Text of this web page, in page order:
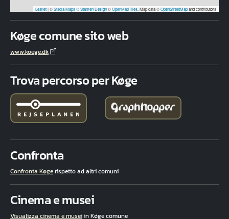
Leaflet|©Stadia Maps© Stamen Design©OpenMapTiles . Map data ©OpenStreetMapand contributors
Køge comune sito web
www.koege.dk
Trova percorso per Køge
Confronta
Confronta Køgerispetto ad altri comuni
Cinema e musei
Visualizza cinema e museiin Køge comune